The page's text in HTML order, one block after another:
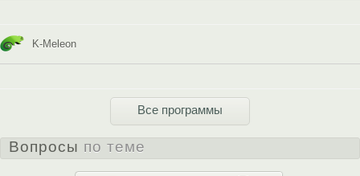
K-Meleon
Все программы
Вопросы по теме